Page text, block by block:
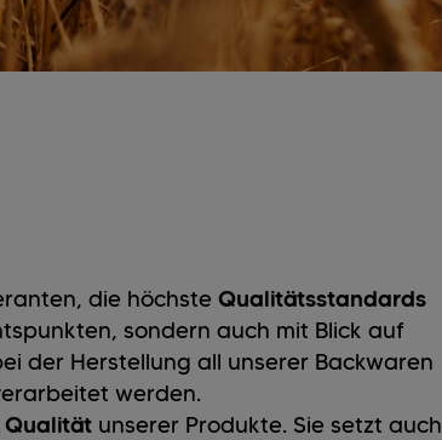
die höchste Qualitätsstandards
sondern auch mit Blick auf
der Herstellung all unserer Backwaren
werden.
Qualität unserer Produkte. Sie setzt auch